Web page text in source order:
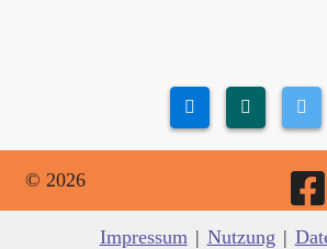
© 2026
Impressum | Nutzung |